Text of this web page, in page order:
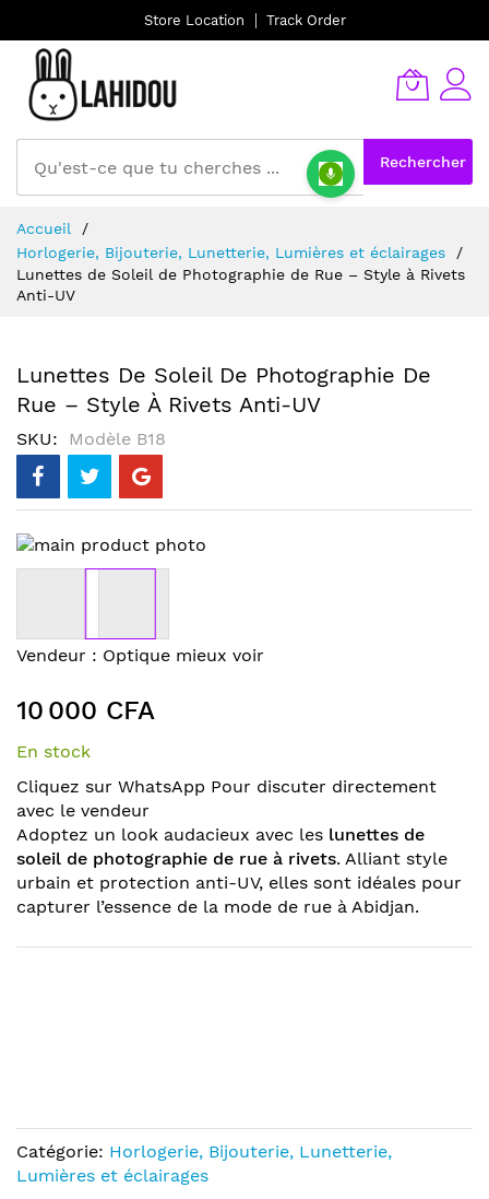
Store Location Track Order
Rechercher
au
contenu
Accueil
Horlogerie, Bijouterie, Lunetterie, Lumières et éclairages
Lunettes de Soleil de Photographie de Rue – Style à Rivets
Anti-UV
Lunettes De Soleil De Photographie De
Rue – Style À Rivets Anti-UV
SKU Modèle B18
Skip
to
of
the
gallery
Skip
the
beginning
of
images
gallery
Vendeur : Optique mieux voir
10 000 CFA
En stock
Cliquez sur WhatsApp Pour discuter directement
avec le vendeur
Adoptez un look audacieux avec les lunettes de
soleil de photographie de rue à rivets. Alliant style
urbain et protection anti-UV, elles sont idéales pour
capturer l’essence de la mode de rue à Abidjan.
Catégorie: Horlogerie, Bijouterie, Lunetterie,
Lumières et éclairages